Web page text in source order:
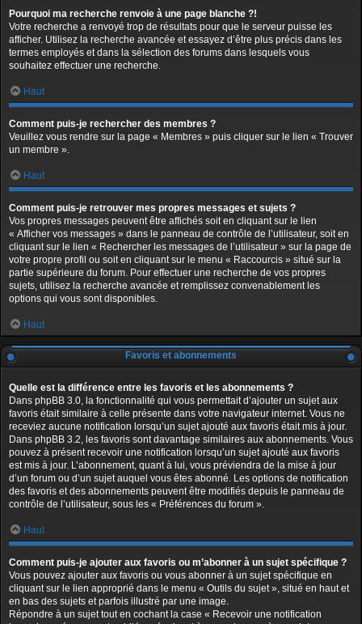
Pourquoi ma recherche renvoie à une page blanche ?!
Votre recherche a renvoyé trop de résultats pour que le serveur puisse les
afficher. Utilisez la recherche avancée et essayez d’être plus précis dans les
termes employés et dans la sélection des forums dans lesquels vous
souhaitez effectuer une recherche.
Haut
Comment puis-je rechercher des membres ?
Veuillez vous rendre sur la page « Membres » puis cliquer sur le lien « Trouver
un membre ».
Haut
Comment puis-je retrouver mes propres messages et sujets ?
Vos propres messages peuvent être affichés soit en cliquant sur le lien
« Afficher vos messages » dans le panneau de contrôle de l’utilisateur, soit en
cliquant sur le lien « Rechercher les messages de l’utilisateur » sur la page de
votre propre profil ou soit en cliquant sur le menu « Raccourcis » situé sur la
partie supérieure du forum. Pour effectuer une recherche de vos propres
sujets, utilisez la recherche avancée et remplissez convenablement les
options qui vous sont disponibles.
Haut
Favoris et abonnements
Quelle est la différence entre les favoris et les abonnements ?
Dans phpBB 3.0, la fonctionnalité qui vous permettait d’ajouter un sujet aux
favoris était similaire à celle présente dans votre navigateur internet. Vous ne
receviez aucune notification lorsqu’un sujet ajouté aux favoris était mis à jour.
Dans phpBB 3.2, les favoris sont davantage similaires aux abonnements. Vous
pouvez à présent recevoir une notification lorsqu’un sujet ajouté aux favoris
est mis à jour. L’abonnement, quant à lui, vous préviendra de la mise à jour
d’un forum ou d’un sujet auquel vous êtes abonné. Les options de notification
des favoris et des abonnements peuvent être modifiés depuis le panneau de
contrôle de l’utilisateur, sous les « Préférences du forum ».
Haut
Comment puis-je ajouter aux favoris ou m’abonner à un sujet spécifique ?
Vous pouvez ajouter aux favoris ou vous abonner à un sujet spécifique en
cliquant sur le lien approprié dans le menu « Outils du sujet », situé en haut et
en bas des sujets et parfois illustré par une image.
Répondre à un sujet tout en cochant la case « Recevoir une notification